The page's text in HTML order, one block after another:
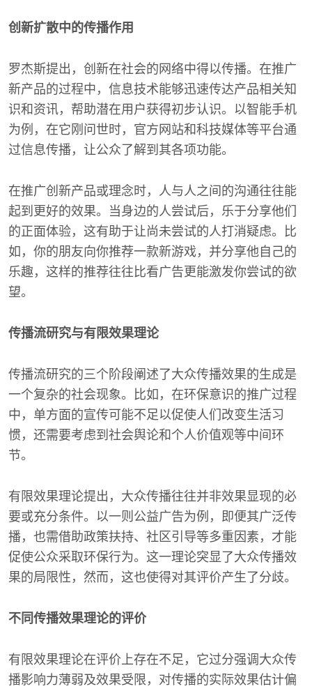
创新扩散中的传播作用
罗杰斯提出，创新在社会的网络中得以传播。在推广
新产品的过程中，信息技术能够迅速传达产品相关知
识和资讯，帮助潜在用户获得初步认识。以智能手机
为例，在它刚问世时，官方网站和科技媒体等平台通
过信息传播，让公众了解到其各项功能。
在推广创新产品或理念时，人与人之间的沟通往往能
起到更好的效果。当身边的人尝试后，乐于分享他们
的正面体验，这有助于让尚未尝试的人打消疑虑。比
如，你的朋友向你推荐一款新游戏，并分享他自己的
乐趣，这样的推荐往往比看广告更能激发你尝试的欲
望。
传播流研究与有限效果理论
传播流研究的三个阶段阐述了大众传播效果的生成是
一个复杂的社会现象。比如，在环保意识的推广过程
中，单方面的宣传可能不足以促使人们改变生活习
惯，还需要考虑到社会舆论和个人价值观等中间环
节。
有限效果理论提出，大众传播往往并非效果显现的必
要或充分条件。以一则公益广告为例，即便其广泛传
播，也需借助政策扶持、社区引导等多重因素，才能
促使公众采取环保行为。这一理论突显了大众传播效
果的局限性，然而，这也使得对其评价产生了分歧。
不同传播效果理论的评价
有限效果理论在评价上存在不足，它过分强调大众传
播影响力薄弱及效果受限，对传播的实际效果估计偏